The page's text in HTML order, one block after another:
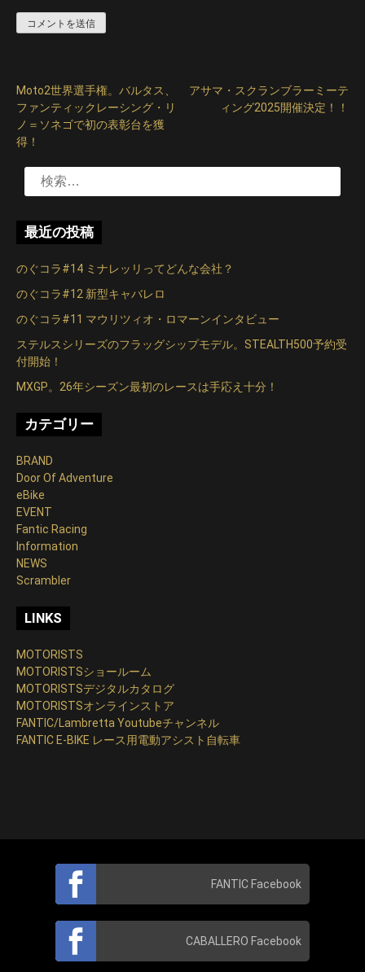
投
稿
ナ
ー
シ
ョ
ン
アサマ・スクランブラーミーテ
ィング2025開催決定！！
Moto2世界選手権。バルタス、
ファンティックレーシング・リ
ノ＝ソネゴで初の表彰台を獲
得！
検
索:
最近の投稿
のぐコラ#14 ミナレッリってどんな会社？
のぐコラ#12 新型キャバレロ
のぐコラ#11 マウリツィオ・ロマーンインタビュー
ステルスシリーズのフラッグシップモデル。STEALTH500予約受
付開始！
MXGP。26年シーズン最初のレースは手応え十分！
カテゴリー
BRAND
Door Of Adventure
eBike
EVENT
Fantic Racing
Information
NEWS
Scrambler
LINKS
MOTORISTS
MOTORISTSショールーム
MOTORISTSデジタルカタログ
MOTORISTSオンラインストア
FANTIC/Lambretta Youtubeチャンネル
FANTIC E-BIKE レース用電動アシスト自転車
FANTIC Facebook
CABALLERO Facebook